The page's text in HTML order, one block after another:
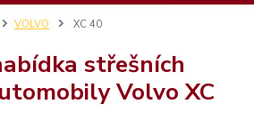
VOLVO XC 40
střešních
Volvo XC